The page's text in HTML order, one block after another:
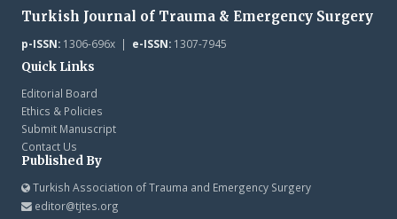
Turkish Journal of Trauma & Emergency Surgery
p-ISSN:1306-696x | e-ISSN:1307-7945
Quick Links
Editorial Board
Ethics & Policies
Submit Manuscript
Contact Us
Published By
Turkish Association of Trauma and Emergency Surgery
editor@tjtes.org